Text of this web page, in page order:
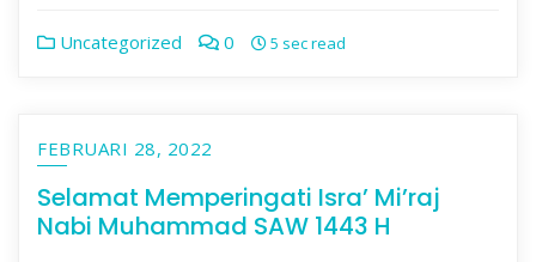
Uncategorized 0 5 sec read
FEBRUARI 28, 2022
Selamat Memperingati Isra’ Mi’raj
Nabi Muhammad SAW 1443 H